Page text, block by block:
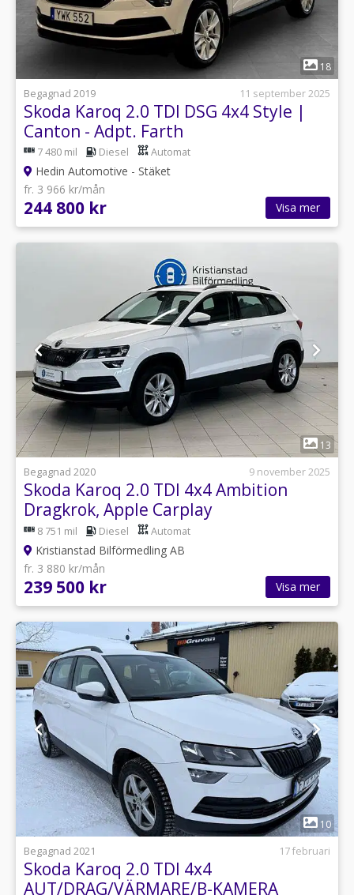
18
Begagnad 2019
11 september 2025
Skoda Karoq 2.0 TDI DSG 4x4 Style |
Canton - Adpt. Farth
7 480 mil Diesel Automat
Hedin Automotive - Stäket
fr. 3 966 kr/mån
244 800 kr Visa mer
1
13
Begagnad 2020
9 november 2025
Skoda Karoq 2.0 TDI 4x4 Ambition
Dragkrok, Apple Carplay
8 751 mil Diesel Automat
Kristianstad Bilförmedling AB
fr. 3 880 kr/mån
239 500 kr Visa mer
1
10
Begagnad 2021
17 februari
Skoda Karoq 2.0 TDI 4x4
AUT/DRAG/VÄRMARE/B-KAMERA